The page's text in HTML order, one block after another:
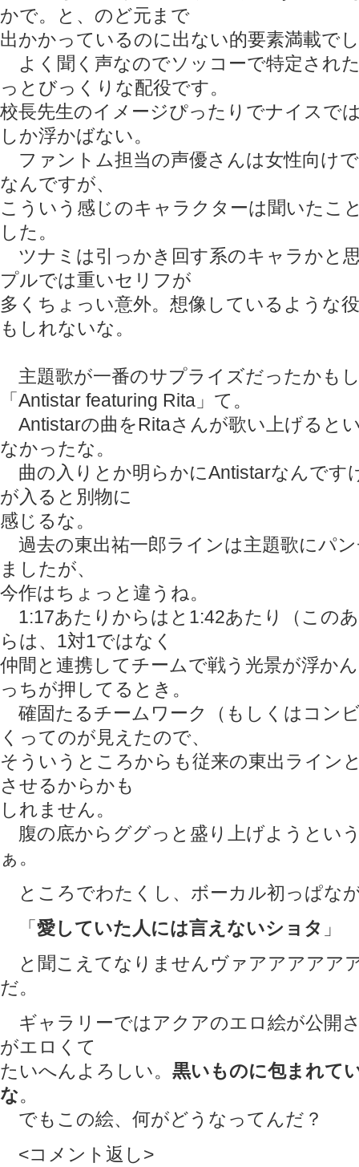
かで。と、のど元まで
出かかっているのに出ない的要素満載で
よく聞く声なのでソッコーで特定され
っとびっくりな配役です。
校長先生のイメージぴったりでナイスで
しか浮かばない。
ファントム担当の声優さんは女性向け
なんですが、
こういう感じのキャラクターは聞いたこ
した。
ツナミは引っかき回す系のキャラかと
プルでは重いセリフが
多くちょっい意外。想像しているような
もしれないな。
主題歌が一番のサプライズだったかも
「Antistar featuring Rita」て。
Antistarの曲をRitaさんが歌い上げると
なかったな。
曲の入りとか明らかにAntistarなんです
が入ると別物に
感じるな。
過去の東出祐一郎ラインは主題歌にパ
ましたが、
今作はちょっと違うね。
1:17あたりからはと1:42あたり（この
らは、1対1ではなく
仲間と連携してチームで戦う光景が浮か
っちが押してるとき。
確固たるチームワーク（もしくはコン
くってのが見えたので、
そういうところからも従来の東出ライン
させるからかも
しれません。
腹の底からググっと盛り上げようとい
ぁ。
ところでわたくし、ボーカル初っぱな
「愛していた人には言えないショタ 」
と聞こえてなりませんヴァアアアアア
だ。
ギャラリーではアクアのエロ絵が公開
がエロくて
たいへんよろしい。 黒いものに包まれて
な。
でもこの絵、何がどうなってんだ？
<コメント返し>